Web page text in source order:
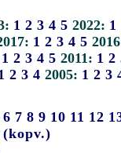
1 2 3 4 5 2022: 1
1 2 3 4 5
1 2 3 4 5 2011: 1 2
2 3 4 2005: 1 2 3
6 7 8 9 10 11 12
(kopv.)